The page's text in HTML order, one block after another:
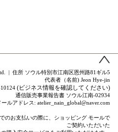
| 住所 ソウル特別市江南区恩州路81ギル5
代表者（名前) Jeon Hye-jin
10124(ビジネス情報を確認してください)
通信販売事業報告書 ソウル江南-02934
ルアドレス: atelier_nain_global@naver.com
のお支払いの際に、ショッピング モールで
ご契約いただいた